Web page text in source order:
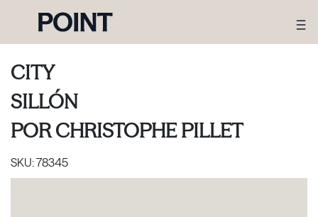
CITY
SILLÓN
PORCHRISTOPHE PILLET
SKU:78345